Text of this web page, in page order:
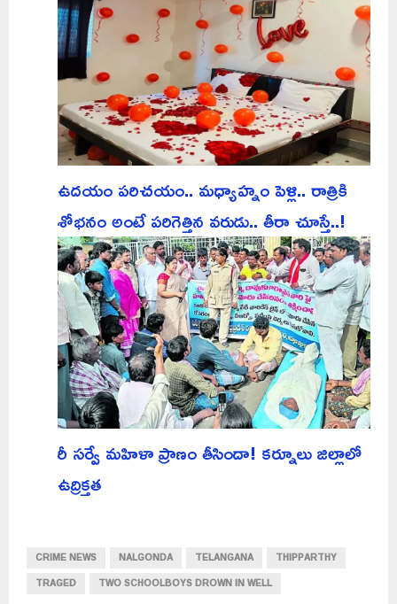
ఉదయం పరిచయం.. మధ్యాహ్నం పెళ్లి.. రాత్రికి
శోభనం అంటే పరిగెత్తిన వరుడు.. తీరా చూస్తే..!
రీ సర్వే మహిళా ప్రాణం తీసిందా! కర్నూలు జిల్లాలో
ఉద్రిక్తత
CRIME NEWS NALGONDA TELANGANA
THIPPARTHY
TRAGED
TWO SCHOOLBOYS DROWN IN WELL